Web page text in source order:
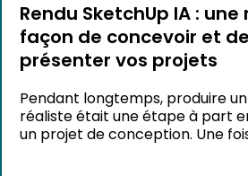
Rendu SketchUp IA : une
façon de concevoir et de
présenter vos projets
Pendant longtemps, produire
réaliste était une étape à part
un projet de conception. Une